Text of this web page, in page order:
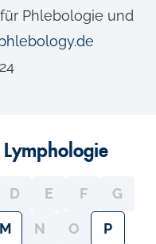
Phlebologie und
D E F G
M N O P